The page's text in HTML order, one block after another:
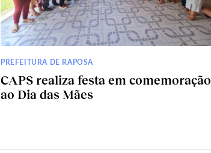
PREFEITURA DE RAPOSA
CAPS realiza festa em comemoração
ao Dia das Mães